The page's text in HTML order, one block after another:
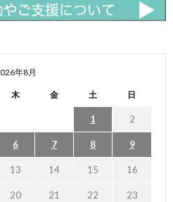
年8月
木 金 土 日
1 2
6 7 8 9
13 14 15 16
20 21 22 23